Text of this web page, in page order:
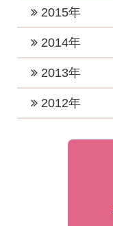
2022年3月 (1)
2022年2月 (2)
2022年1月 (2)
2021年2月 (2)
2021年1月 (3)
2020年5月 (2)
2020年3月 (4)
2020年2月 (1)
2020年1月 (4)
2019年5月 (1)
2019年4月 (2)
2019年2月 (4)
2019年1月 (3)
2018年8月 (3)
2018年7月 (1)
2018年6月 (2)
2018年4月 (2)
2018年3月 (3)
2017年10月 (4)
2017年9月 (4)
2017年8月 (3)
2017年7月 (6)
2017年5月 (6)
2016年12月 (4)
2016年10月 (4)
2016年9月 (3)
2016年8月 (3)
2015年
2015年12月 (2)
2015年10月 (1)
2015年9月 (1)
2014年
2014年12月 (2)
2014年4月 (1)
2014年3月 (2)
2013年
2013年11月 (1)
2012年